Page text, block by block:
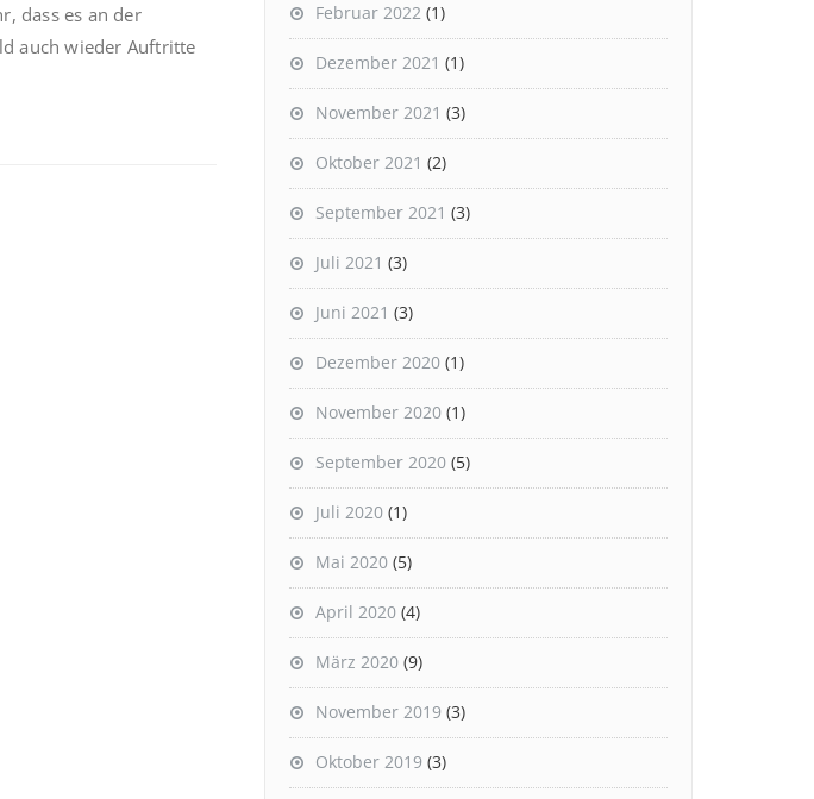
dass es an der
auch wieder Auftritte
Februar 2022 (1)
Dezember 2021 (1)
November 2021 (3)
Oktober 2021 (2)
September 2021 (3)
Juli 2021 (3)
Juni 2021 (3)
Dezember 2020 (1)
November 2020 (1)
September 2020 (5)
Juli 2020 (1)
Mai 2020 (5)
April 2020 (4)
März 2020 (9)
November 2019 (3)
Oktober 2019 (3)